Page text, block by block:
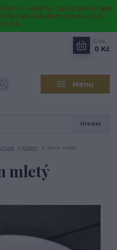
Gril · Healthy · Spicy běžná cena
Celá řada běžná cena –20 %
Menu
Hledat
0 ks
0 Kč
Koření Kmín mletý
mletý